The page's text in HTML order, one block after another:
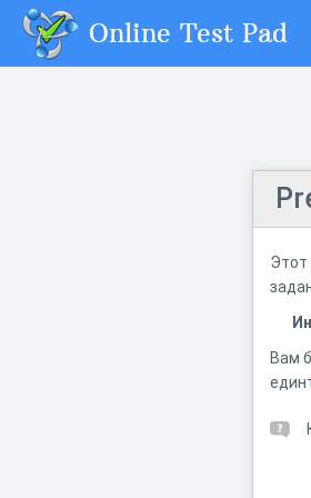
Online Test Pad
Этот
Вам